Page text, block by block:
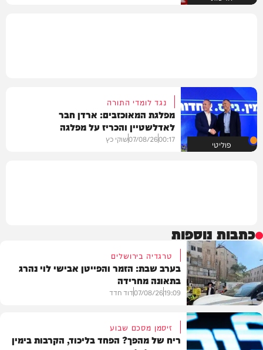
פוליטי
נגד לומדי התורה
מפלגת המאוכזבים: ארדן חבר
לאדלשטיין והכריז על מפלגה
00:17
07/08/26שוקי כץ
כתבות נוספות
טרגדיה בירושלים
בערב שבת: הזמר והפייטן אבישי לוי נהרג
בתאונה מחרידה
19:09
07/08/26דוד חדד
זיסמן מסכם שבוע
ריח של מהפך? הפחד בליכוד, הקרבות בימין